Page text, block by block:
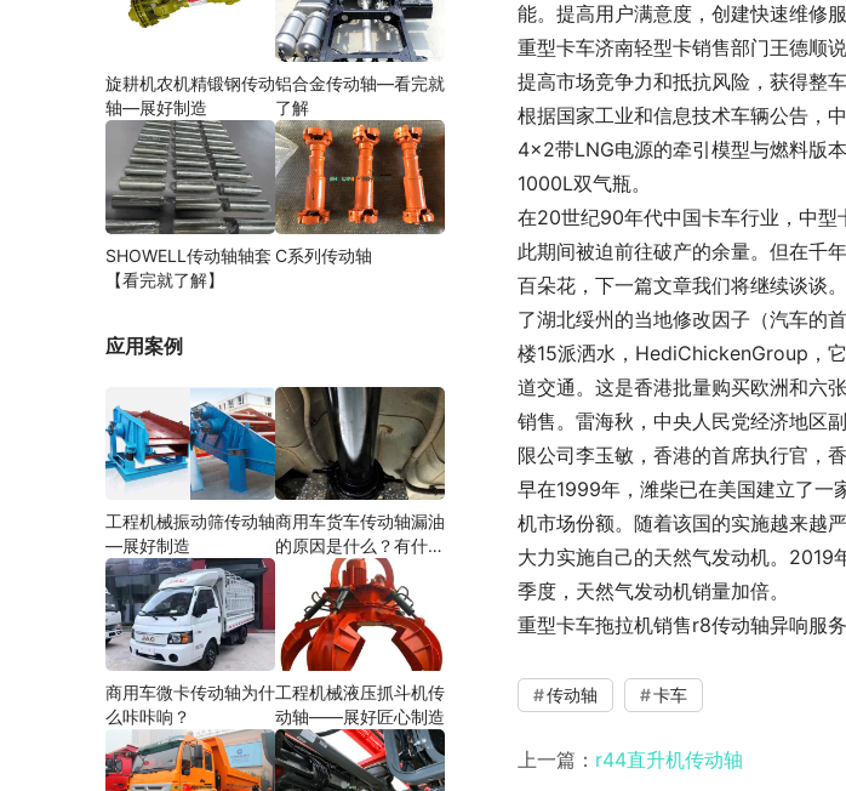
能。提高用户满意度，创建快速维修
重型卡车济南轻型卡销售部门王德顺
提高市场竞争力和抵抗风险，获得整
根据国家工业和信息技术车辆公告，
4×2带LNG电源的牵引模型与燃料版
1000L双气瓶。
在20世纪90年代中国卡车行业，中型
此期间被迫前往破产的余量。但在千
百朵花，下一篇文章我们将继续谈谈
了湖北绥州的当地修改因子（汽车的
楼15派洒水，HediChickenGroup，
道交通。这是香港批量购买欧洲和六
销售。雷海秋，中央人民党经济地区
限公司李玉敏，香港的首席执行官，
早在1999年，潍柴已在美国建立了一
机市场份额。随着该国的实施越来越
大力实施自己的天然气发动机。2019
季度，天然气发动机销量加倍。
重型卡车拖拉机销售r8传动轴异响服
传动轴 卡车
上一篇： r44直升机传动轴
旋耕机农机精锻钢传动
轴—展好制造
铝合金传动轴—看完就
了解
SHOWELL传动轴轴套
【看完就了解】
C系列传动轴
应用案例
工程机械振动筛传动轴
—展好制造
商用车货车传动轴漏油
的原因是什么？有什么
商用车微卡传动轴为什
么咔咔响？
工程机械液压抓斗机传
动轴——展好匠心制造